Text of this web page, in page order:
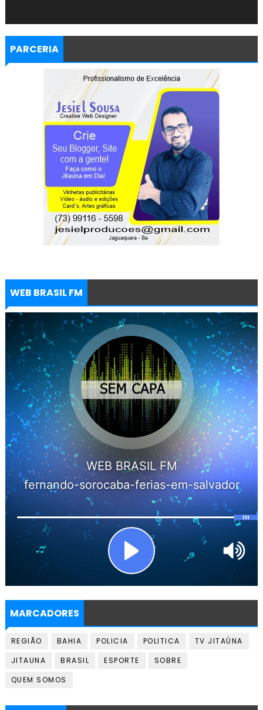
PARCERIA
WEB BRASIL FM
MARCADORES
REGIÃO BAHIA POLICIA POLITICA
TV JITAÚNA
JITAUNA
BRASIL ESPORTE
SOBRE
QUEM SOMOS